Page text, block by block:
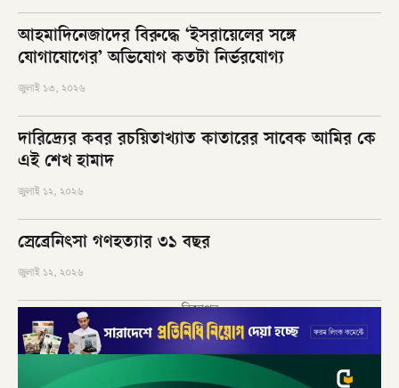
আহমাদিনেজাদের বিরুদ্ধে ‘ইসরায়েলের সঙ্গে
যোগাযোগের’ অভিযোগ কতটা নির্ভরযোগ্য
জুলাই ১৩, ২০২৬
দারিদ্র্যের কবর রচয়িতাখ্যাত কাতারের সাবেক আমির কে
এই শেখ হামাদ
জুলাই ১২, ২০২৬
স্রেব্রেনিৎসা গণহত্যার ৩১ বছর
জুলাই ১২, ২০২৬
বিজ্ঞাপন